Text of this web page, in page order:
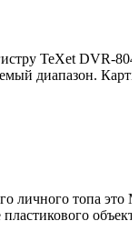
TeXet DVR-
диапазон.
личного топа это